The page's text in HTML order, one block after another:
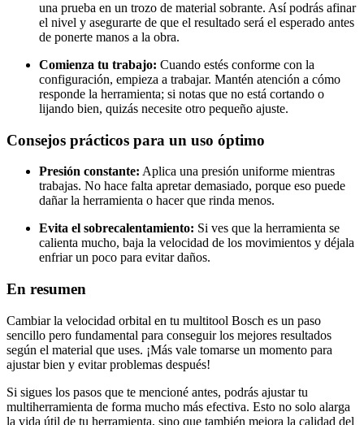
una prueba en un trozo de material sobrante. Así podrás afinar
el nivel y asegurarte de que el resultado será el esperado antes
de ponerte manos a la obra.
Comienza tu trabajo: Cuando estés conforme con la
configuración, empieza a trabajar. Mantén atención a cómo
responde la herramienta; si notas que no está cortando o
lijando bien, quizás necesite otro pequeño ajuste.
Consejos prácticos para un uso óptimo
Presión constante: Aplica una presión uniforme mientras
trabajas. No hace falta apretar demasiado, porque eso puede
dañar la herramienta o hacer que rinda menos.
Evita el sobrecalentamiento: Si ves que la herramienta se
calienta mucho, baja la velocidad de los movimientos y déjala
enfriar un poco para evitar daños.
En resumen
Cambiar la velocidad orbital en tu multitool Bosch es un paso
sencillo pero fundamental para conseguir los mejores resultados
según el material que uses. ¡Más vale tomarse un momento para
ajustar bien y evitar problemas después!
Si sigues los pasos que te mencioné antes, podrás ajustar tu
multiherramienta de forma mucho más efectiva. Esto no solo alarga
la vida útil de tu herramienta, sino que también mejora la calidad del